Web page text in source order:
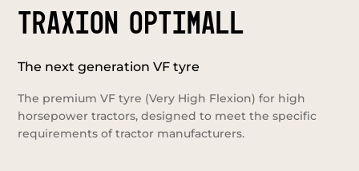
TRAXION OPTIMALL
The next generation VF tyre
The premium VF tyre (Very High Flexion) for high
horsepower tractors, designed to meet the specific
requirements of tractor manufacturers.